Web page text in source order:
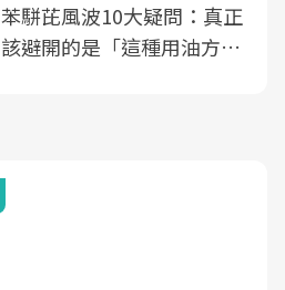
苯駢芘風波10大疑問：真正
該避開的是「這種用油方